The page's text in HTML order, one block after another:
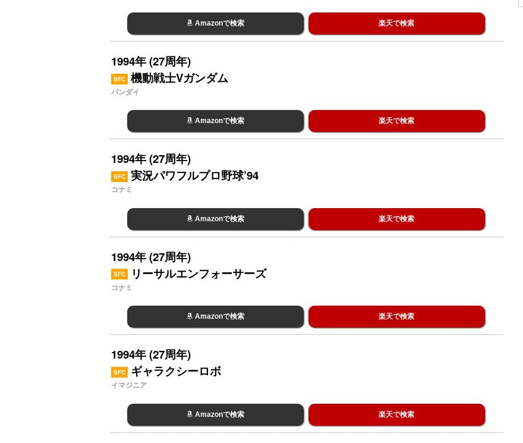
Amazonで検索 楽天で検索
1994年 (27周年)
SFC 機動戦士Vガンダム
バンダイ
Amazonで検索 楽天で検索
1994年 (27周年)
SFC 実況パワフルプロ野球’94
コナミ
Amazonで検索 楽天で検索
1994年 (27周年)
SFC リーサルエンフォーサーズ
コナミ
Amazonで検索 楽天で検索
1994年 (27周年)
SFC ギャラクシーロボ
イマジニア
Amazonで検索 楽天で検索